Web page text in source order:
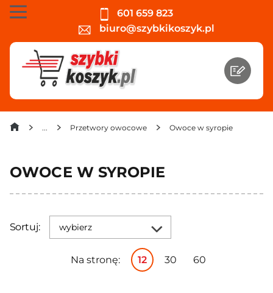
601 659 823
biuro@szybkikoszyk.pl
Przetwory owocowe Owoce w syropie
OWOCE W SYROPIE
Sortuj: wybierz
Na stronę: 12 30 60